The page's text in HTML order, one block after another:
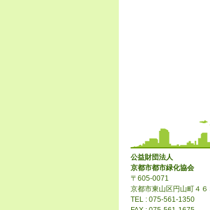
公益財団法人
京都市都市緑化協会
〒605-0071
京都市東山区円山町４６
TEL : 075-561-1350